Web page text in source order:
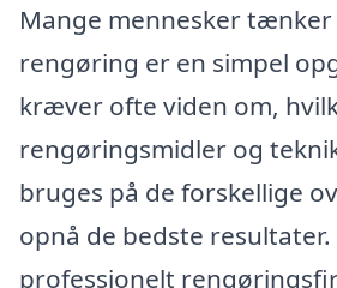
Mange mennesker tænker
rengøring er en simpel
kræver ofte viden om,
rengøringsmidler og
bruges på de forskellige
opnå de bedste
professionelt